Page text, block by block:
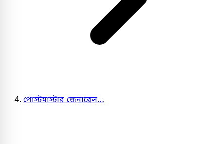
পোস্টমাস্টার জেনারেল…